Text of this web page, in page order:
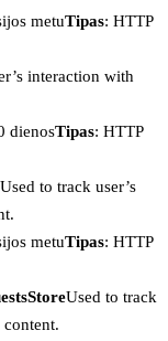
metuTipas: HTTP
interaction with
dienosTipas: HTTP
Used to track user’s
metuTipas: HTTP
Used to track
content.